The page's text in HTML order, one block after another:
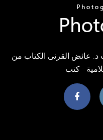
د. عائض القرنى الكتاب من